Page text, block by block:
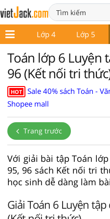
3 Lớp 4 Lớp 5
Toán lớp 6 Luyện
96 (Kết nối tri
HOT
Sale 40% sách Toán -
Shopee mall
Trang trước
Với giải bài tập Toán
95, 96 sách Kết nối tri
học sinh dễ dàng làm
Giải Toán 6 Luyện